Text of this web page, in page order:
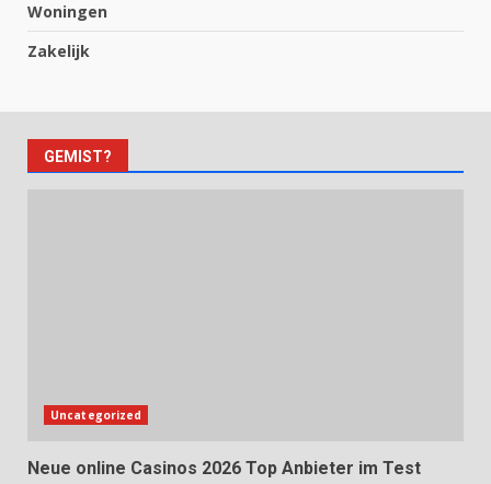
Woningen
Zakelijk
GEMIST?
Uncategorized
Neue online Casinos 2026 Top Anbieter im Test